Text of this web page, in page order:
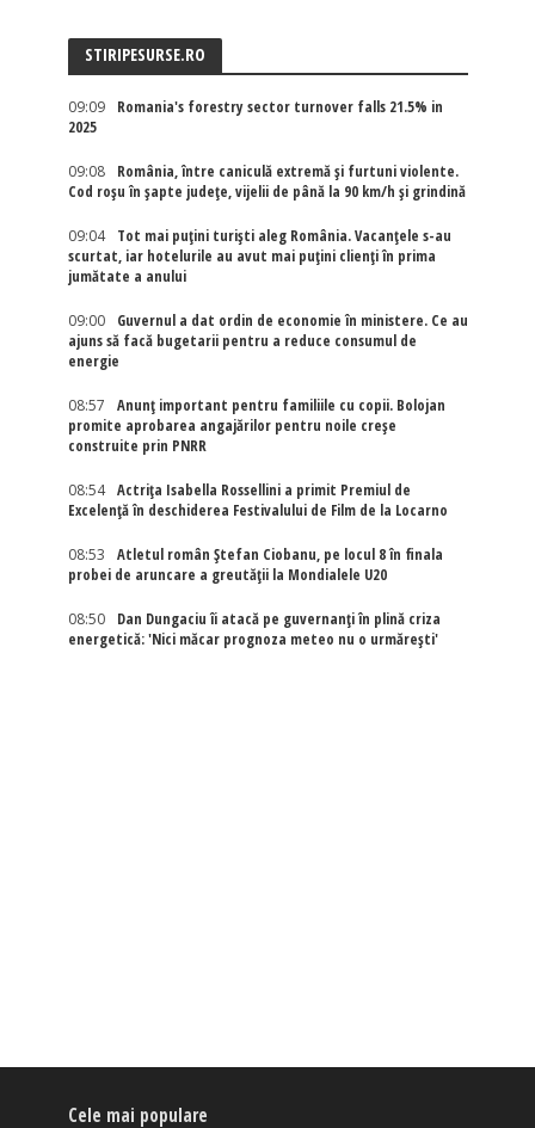
STIRIPESURSE.RO
09:09
Romania's forestry sector turnover falls 21.5% in
2025
09:08
România, între caniculă extremă și furtuni violente.
Cod roșu în șapte județe, vijelii de până la 90 km/h și grindină
09:04
Tot mai puțini turiști aleg România. Vacanțele s-au
scurtat, iar hotelurile au avut mai puțini clienți în prima
jumătate a anului
09:00
Guvernul a dat ordin de economie în ministere. Ce au
ajuns să facă bugetarii pentru a reduce consumul de
energie
08:57
Anunț important pentru familiile cu copii. Bolojan
promite aprobarea angajărilor pentru noile creșe
construite prin PNRR
08:54
Actriţa Isabella Rossellini a primit Premiul de
Excelenţă în deschiderea Festivalului de Film de la Locarno
08:53
Atletul român Ștefan Ciobanu, pe locul 8 în finala
probei de aruncare a greutății la Mondialele U20
08:50
Dan Dungaciu îi atacă pe guvernanți în plină criza
energetică: 'Nici măcar prognoza meteo nu o urmărești'
Cele mai populare